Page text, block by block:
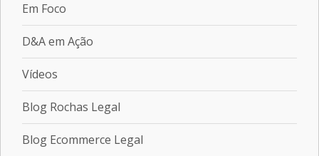
Em Foco
D&A em Ação
Vídeos
Blog Rochas Legal
Blog Ecommerce Legal